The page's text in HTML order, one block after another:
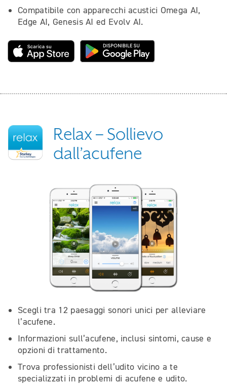
Compatibile con apparecchi acustici Omega AI,
Edge AI, Genesis AI ed Evolv AI.
Relax – Sollievo
dall’acufene
Scegli tra 12 paesaggi sonori unici per alleviare
l’acufene.
Informazioni sull’acufene, inclusi sintomi, cause e
opzioni di trattamento.
Trova professionisti dell’udito vicino a te
specializzati in problemi di acufene e udito.